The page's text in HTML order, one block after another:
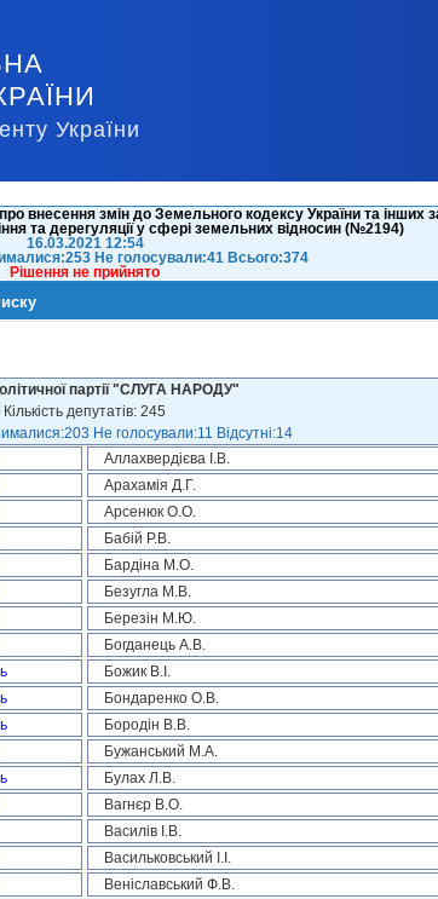
України
внесення змін до Земельного кодексу України та інших
та дерегуляції у сфері земельних відносин (№2194)
16.03.2021 12:54
Не голосували:41 Всього:374
Рішення не прийнято
партії "СЛУГА НАРОДУ"
Кількість депутатів: 245
Не голосували:11 Відсутні:14
Аллахвердієва І.В.
Арахамія Д.Г.
Арсенюк О.О.
Бабій Р.В.
Бардіна М.О.
Безугла М.В.
Березін М.Ю.
Богданець А.В.
Божик В.І.
Бондаренко О.В.
Бородін В.В.
Бужанський М.А.
Булах Л.В.
Вагнєр В.О.
Василів І.В.
Васильковський І.І.
Веніславський Ф.В.